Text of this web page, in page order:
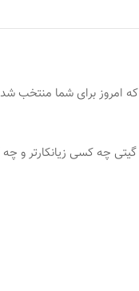
امروز برای شما منتخب
گیتی چه کسی زیانکارتر